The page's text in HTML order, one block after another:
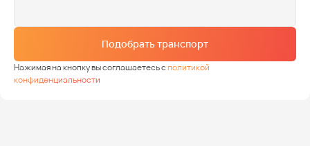
Подобрать транспорт
Нажимая на кнопку вы соглашаетесь сполитикой
конфиденциальности